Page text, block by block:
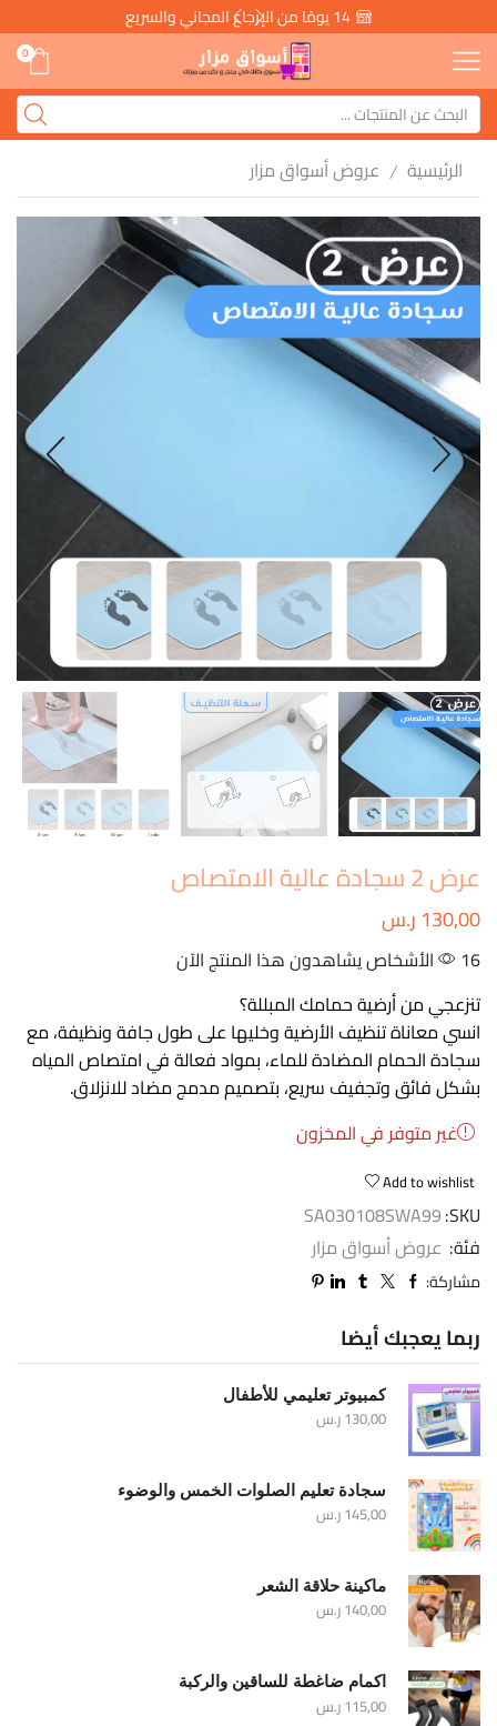
14 يومًا من الإرجاع المجاني والسريع
0
الرئيسية / عروض أسواق مزار
عرض 2 سجادة عالية الامتصاص
130,00 ر.س
16 الأشخاص يشاهدون هذا المنتج الآن
تنزعجي من أرضية حمامك المبللة؟
انسي معاناة تنظيف الأرضية وخليها على طول جافة ونظيفة، مع
سجادة الحمام المضادة للماء، بمواد فعالة في امتصاص المياه
بشكل فائق وتجفيف سريع، بتصميم مدمج مضاد للانزلاق.
غير متوفر في المخزون
Add to wishlist
SKU:
SA030108SWA99
فئة: عروض أسواق مزار
مشاركة:
ربما يعجبك أيضا
كمبيوتر تعليمي للأطفال
130,00ر.س
سجادة تعليم الصلوات الخمس والوضوء
145,00ر.س
ماكينة حلاقة الشعر
140,00ر.س
اكمام ضاغطة للساقين والركبة
115,00ر.س